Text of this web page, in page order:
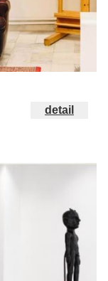
detail